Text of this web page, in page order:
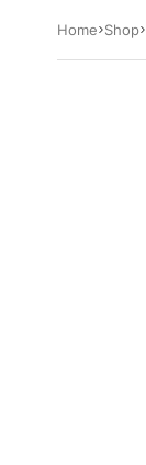
Home Shop